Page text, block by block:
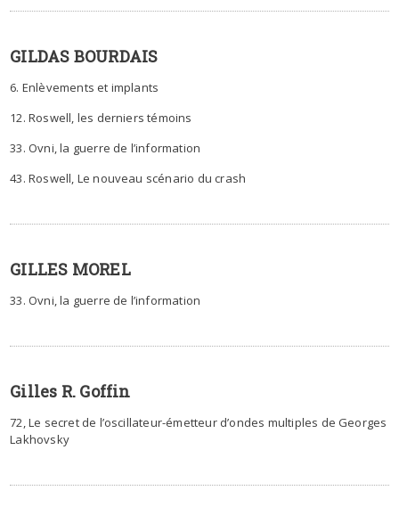
GILDAS BOURDAIS
6. Enlèvements et implants
12. Roswell, les derniers témoins
33. Ovni, la guerre de l’information
43. Roswell, Le nouveau scénario du crash
GILLES MOREL
33. Ovni, la guerre de l’information
Gilles R. Goffin
72, Le secret de l’oscillateur-émetteur d’ondes multiples de Georges
Lakhovsky